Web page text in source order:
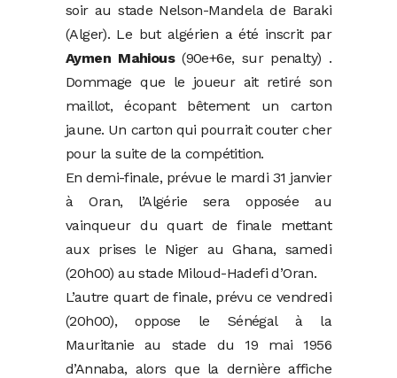
soir au stade Nelson-Mandela de Baraki
(Alger). Le but algérien a été inscrit par
Aymen Mahious(90e+6e, sur penalty) .
Dommage que le joueur ait retiré son
maillot, écopant bêtement un carton
jaune. Un carton qui pourrait couter cher
pour la suite de la compétition.
En demi-finale, prévue le mardi 31 janvier
à Oran, l’Algérie sera opposée au
vainqueur du quart de finale mettant
aux prises le Niger au Ghana, samedi
(20h00) au stade Miloud-Hadefi d’Oran.
L’autre quart de finale, prévu ce vendredi
(20h00), oppose le Sénégal à la
Mauritanie au stade du 19 mai 1956
d’Annaba, alors que la dernière affiche